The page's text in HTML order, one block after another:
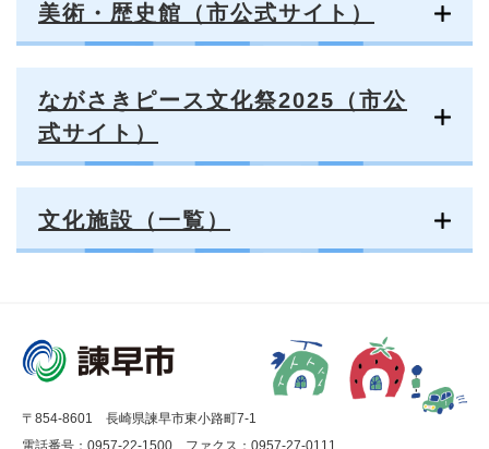
美術・歴史館（市公式サイト）
ながさきピース文化祭2025（市公
式サイト）
文化施設（一覧）
〒854-8601 長崎県諫早市東小路町7-1
電話番号：0957-22-1500
ファクス：0957-27-0111